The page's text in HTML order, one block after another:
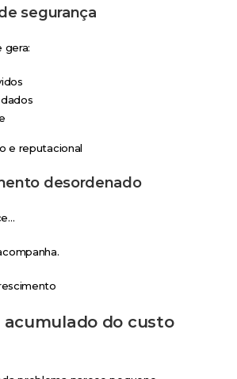
segurança
gera:
e reputacional
desordenado
acumulado do custo